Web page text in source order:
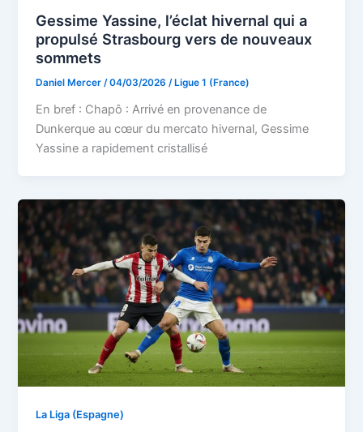
Gessime Yassine, l’éclat hivernal qui a
propulsé Strasbourg vers de nouveaux
sommets
Daniel Mercer/04/03/2026/ Ligue 1 (France)
En bref : Chapô : Arrivé en provenance de
Dunkerque au cœur du mercato hivernal, Gessime
Yassine a rapidement cristallisé
La Liga (Espagne)